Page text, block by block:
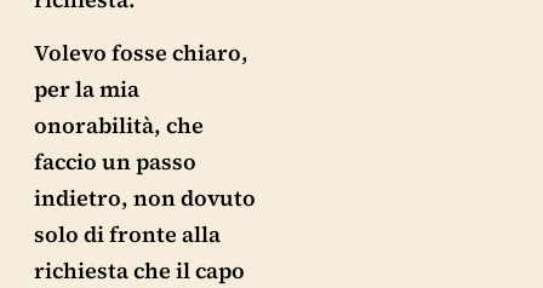
Volevo fosse chiaro,
per la mia
onorabilità, che
faccio un passo
indietro, non dovuto
solo di fronte alla
richiesta che il capo